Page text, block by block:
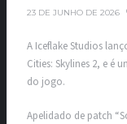
23 DE JUNHO DE 2026
A Iceflake Studios
Cities: Skylines 2, e é
do jogo.
Apelidado de patch